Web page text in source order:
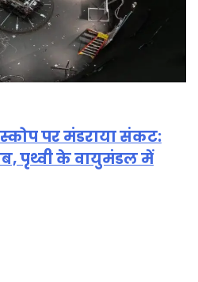
पर मंडराया संकट:
पृथ्वी के वायुमंडल में